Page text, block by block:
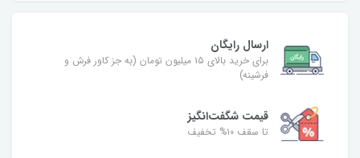
ارسال رایگان
برای خرید بالای ۱۵ میلیون تومان (به جز کاور فرش و
فرشینه)
قیمت شگفت‌انگیز
تا سقف ۱۰% تخفیف